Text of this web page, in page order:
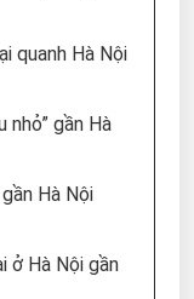
quanh Hà Nội
nhỏ” gần Hà
Hà Nội
ở Hà Nội gần